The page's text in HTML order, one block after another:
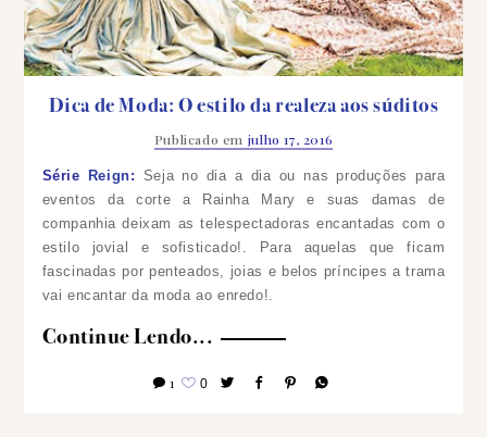
Dica de Moda: O estilo da realeza aos súditos
Publicado em julho 17, 2016
Série Reign: Seja no dia a dia ou nas produções para
eventos da corte a Rainha Mary e suas damas de
companhia deixam as telespectadoras encantadas com o
estilo jovial e sofisticado!. Para aquelas que ficam
fascinadas por penteados, joias e belos príncipes a trama
vai encantar da moda ao enredo!.
Continue Lendo...
1 0